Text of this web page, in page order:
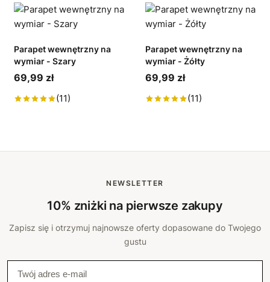
Parapet wewnętrzny na
wymiar - Szary
69,99 zł
(11)
Parapet wewnętrzny na
wymiar - Żółty
69,99 zł
(11)
NEWSLETTER
10% zniżki na pierwsze zakupy
Zapisz się i otrzymuj najnowsze oferty dopasowane do Twojego
gustu